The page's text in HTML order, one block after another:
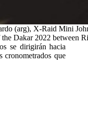
(arg), X-Raid Mini
the Dakar 2022 between
se dirigirán hacia
cronometrados que